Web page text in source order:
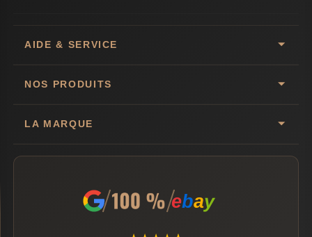
AIDE & SERVICE
NOS PRODUITS
LA MARQUE
ebay